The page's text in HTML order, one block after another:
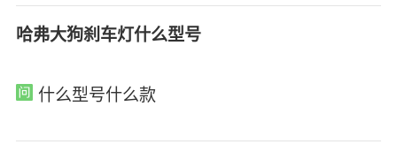
哈弗大狗刹车灯什么型号
什么型号什么款